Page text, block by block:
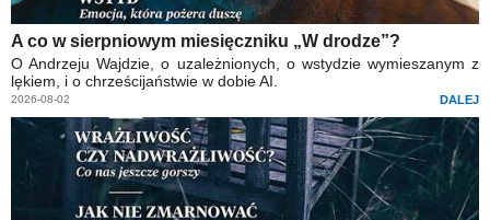
A co w sierpniowym miesięczniku „W drodze”?
O Andrzeju Wajdzie, o uzależnionych, o wstydzie wymieszanym z
lękiem, i o chrześcijaństwie w dobie AI.
2026-08-02 DALEJ